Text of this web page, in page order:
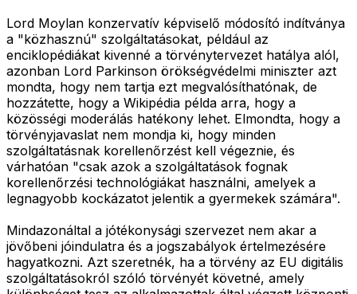
Lord Moylan konzervatív képviselő módosító indítványa
a "közhasznú" szolgáltatásokat, például az
enciklopédiákat kivenné a törvénytervezet hatálya alól,
azonban Lord Parkinson örökségvédelmi miniszter azt
mondta, hogy nem tartja ezt megvalósíthatónak, de
hozzátette, hogy a Wikipédia példa arra, hogy a
közösségi moderálás hatékony lehet. Elmondta, hogy a
törvényjavaslat nem mondja ki, hogy minden
szolgáltatásnak korellenőrzést kell végeznie, és
várhatóan "csak azok a szolgáltatások fognak
korellenőrzési technológiákat használni, amelyek a
legnagyobb kockázatot jelentik a gyermekek számára".
Mindazonáltal a jótékonysági szervezet nem akar a
jövőbeni jóindulatra és a jogszabályok értelmezésére
hagyatkozni. Azt szeretnék, ha a törvény az EU digitális
szolgáltatásokról szóló törvényét követné, amely